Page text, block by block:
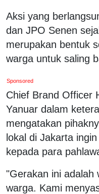
Aksi yang
dan JPO Senen
merupakan bentuk
warga untuk saling
Sponsored
Chief Brand Officer
Yanuar dalam
mengatakan
lokal di Jakarta
kepada para
"Gerakan ini adalah
warga. Kami